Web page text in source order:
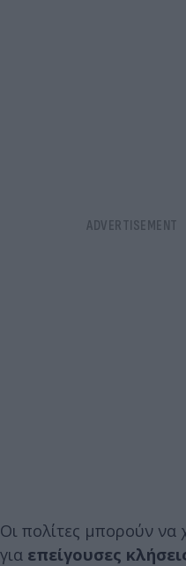
Οι πολίτες μπορούν να
για επείγουσες